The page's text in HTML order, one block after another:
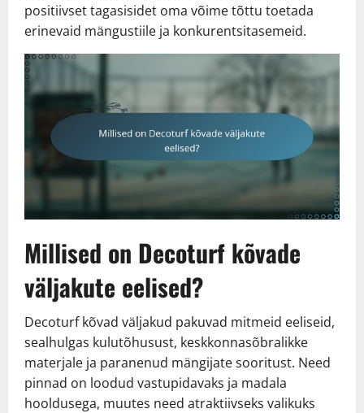
positiivset tagasisidet oma võime tõttu toetada
erinevaid mängustiile ja konkurentsitasemeid.
Millised on Decoturf kõvade
väljakute eelised?
Decoturf kõvad väljakud pakuvad mitmeid eeliseid,
sealhulgas kulutõhusust, keskkonnasõbralikke
materjale ja paranenud mängijate sooritust. Need
pinnad on loodud vastupidavaks ja madala
hooldusega, muutes need atraktiivseks valikuks